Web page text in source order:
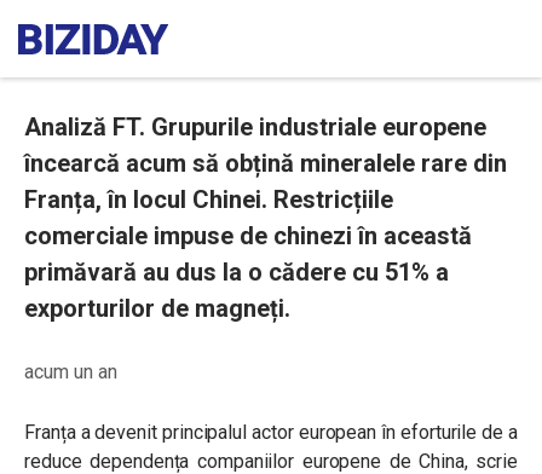
Analiză FT. Grupurile industriale europene
încearcă acum să obțină mineralele rare din
Franța, în locul Chinei. Restricțiile
comerciale impuse de chinezi în această
primăvară au dus la o cădere cu 51% a
exporturilor de magneți.
acum un an
Franța a devenit principalul actor european în eforturile de a
reduce dependența companiilor europene de China, scrie